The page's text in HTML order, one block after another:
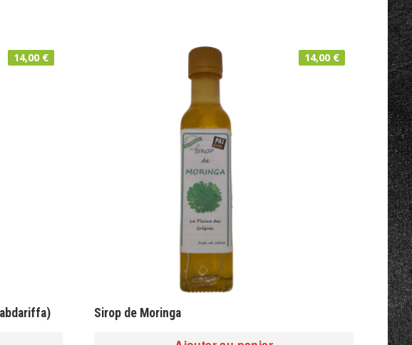
14,00 €
Sirop de Moringa
14,00 €